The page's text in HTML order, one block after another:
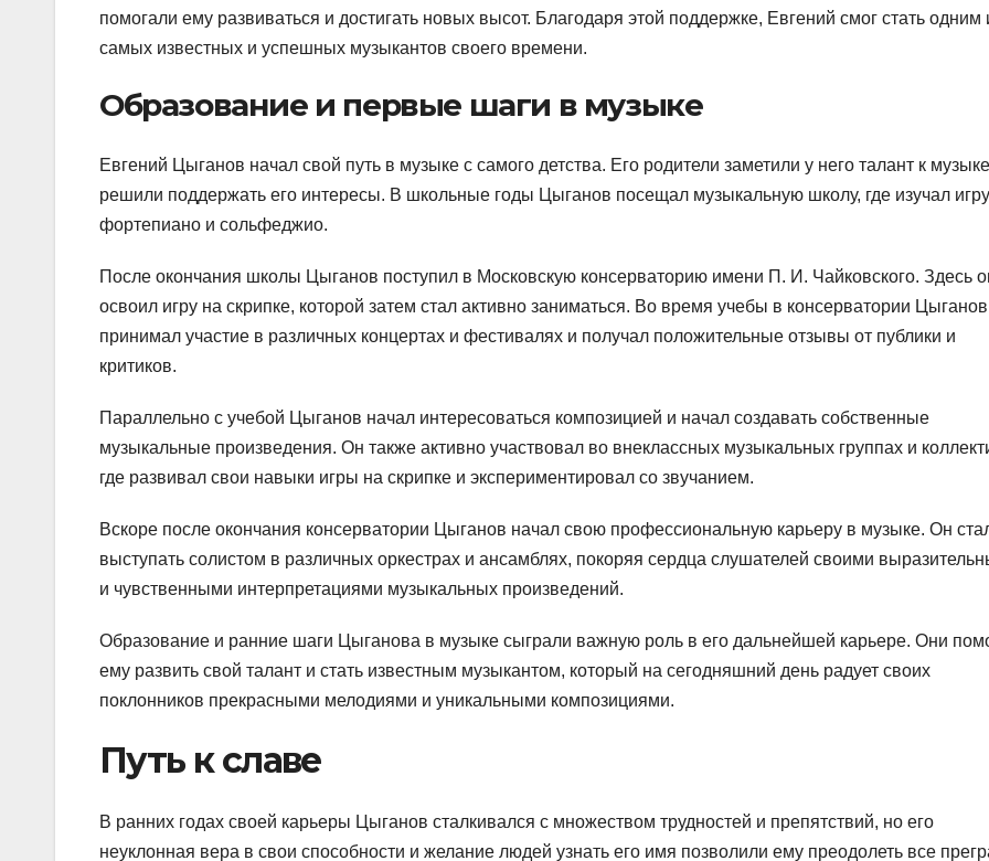
помогали ему развиваться и достигать новых высот. Благодаря этой поддержке, Евгений смог стать одним
самых известных и успешных музыкантов своего времени.
Образование и первые шаги в музыке
Евгений Цыганов начал свой путь в музыке с самого детства. Его родители заметили у него талант к
решили поддержать его интересы. В школьные годы Цыганов посещал музыкальную школу, где изучал
фортепиано и сольфеджио.
После окончания школы Цыганов поступил в Московскую консерваторию имени П. И. Чайковского. Здесь
освоил игру на скрипке, которой затем стал активно заниматься. Во время учебы в консерватории Цыганов
принимал участие в различных концертах и фестивалях и получал положительные отзывы от публики и
критиков.
Параллельно с учебой Цыганов начал интересоваться композицией и начал создавать собственные
музыкальные произведения. Он также активно участвовал во внеклассных музыкальных группах и
где развивал свои навыки игры на скрипке и экспериментировал со звучанием.
Вскоре после окончания консерватории Цыганов начал свою профессиональную карьеру в музыке. Он
выступать солистом в различных оркестрах и ансамблях, покоряя сердца слушателей своими
и чувственными интерпретациями музыкальных произведений.
Образование и ранние шаги Цыганова в музыке сыграли важную роль в его дальнейшей карьере. Они
ему развить свой талант и стать известным музыкантом, который на сегодняшний день радует своих
поклонников прекрасными мелодиями и уникальными композициями.
Путь к славе
В ранних годах своей карьеры Цыганов сталкивался с множеством трудностей и препятствий, но его
неуклонная вера в свои способности и желание людей узнать его имя позволили ему преодолеть все